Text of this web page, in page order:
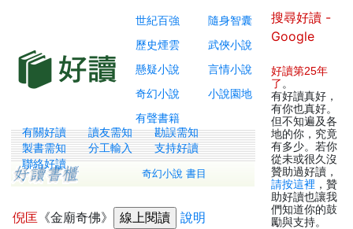
世紀百強
隨身智囊
歷史煙雲
武俠小說
懸疑小說
言情小說
奇幻小說
小說園地
有聲書籍
有關好讀 讀友需知
勘誤需知
製書需知
分工輸入
支持好讀
聯絡好讀
奇幻小說 書目
倪匡 《金廟奇佛》 說明
搜尋好讀 -
Google
好讀第25年
了 。
有好讀真好，
有你也真好。
但不知遍及各
地的你，究竟
有多少。若你
從未或很久沒
贊助過好讀，
請按這裡 ，贊
助好讀也讓我
們知道你的鼓
勵與支持。